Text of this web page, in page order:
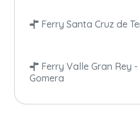
Ferry Santa Cruz de
Ferry Valle Gran Rey
Gomera